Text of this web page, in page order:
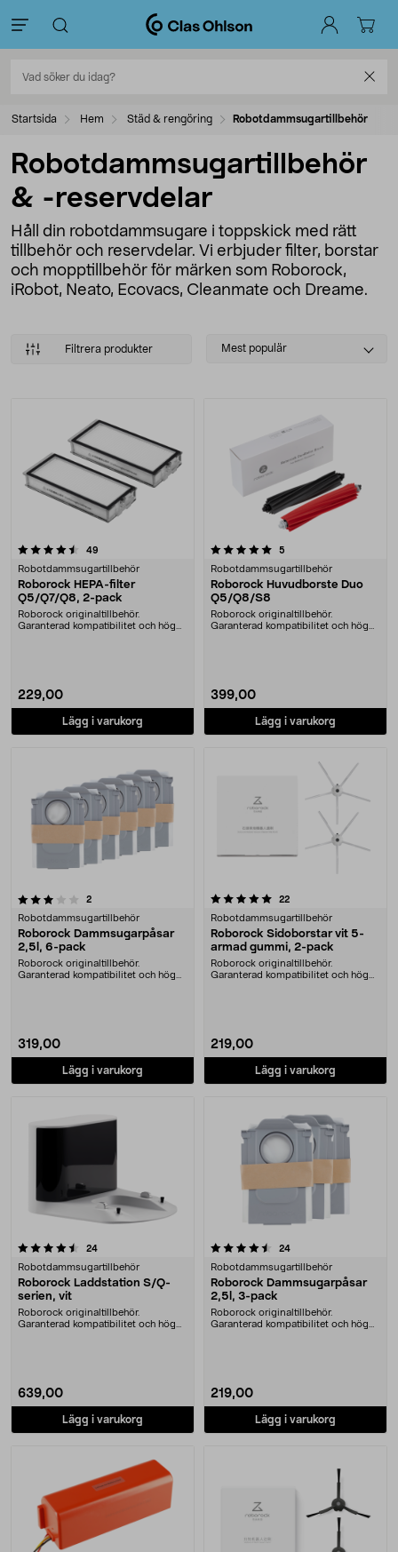
Startsida Hem Städ & rengöring Robotdammsugartillbehör
Robotdammsugartillbehör
& -reservdelar
Håll din robotdammsugare i toppskick med rätt
tillbehör och reservdelar. Vi erbjuder filter, borstar
och mopptillbehör för märken som Roborock,
iRobot, Neato, Ecovacs, Cleanmate och Dreame.
Filtrera produkter
Select
Mest populär
49
Robotdammsugartillbehör
Roborock HEPA-filter
Q5/Q7/Q8, 2-pack
Roborock originaltillbehör.
Garanterad kompatibilitet och hög
229,00
Lägg i varukorg
5.0 av 5 stjärnor 5
Robotdammsugartillbehör
Roborock Huvudborste Duo
Q5/Q8/S8
Roborock originaltillbehör.
Garanterad kompatibilitet och hög
399,00
Lägg i varukorg
2recensioner
Robotdammsugartillbehör
Roborock Dammsugarpåsar
2,5l, 6-pack
Roborock originaltillbehör.
Garanterad kompatibilitet och hög
319,00
Lägg i varukorg
5.0 av 5 stjärnor 22recensioner
Robotdammsugartillbehör
Roborock Sidoborstar vit 5-
armad gummi, 2-pack
Roborock originaltillbehör.
Garanterad kompatibilitet och hög
219,00
Lägg i varukorg
24recensioner
Robotdammsugartillbehör
Roborock Laddstation S/Q-
serien, vit
Roborock originaltillbehör.
Garanterad kompatibilitet och hög
639,00
Lägg i varukorg
4.5 av 5 stjärnor 24recensioner
Robotdammsugartillbehör
Roborock Dammsugarpåsar
2,5l, 3-pack
Roborock originaltillbehör.
Garanterad kompatibilitet och hög
219,00
Lägg i varukorg